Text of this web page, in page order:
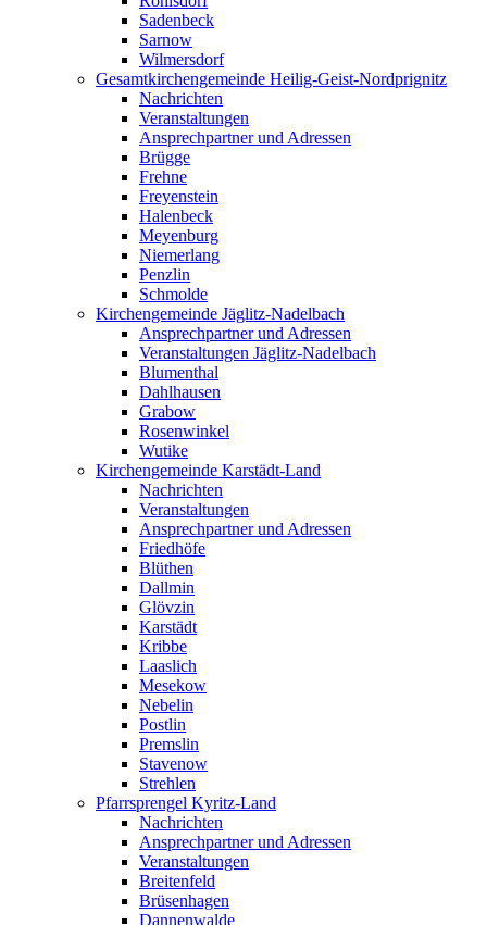
Sadenbeck
Sarnow
Wilmersdorf
Gesamtkirchengemeinde Heilig-Geist-Nordprignitz
Nachrichten
Veranstaltungen
Ansprechpartner und Adressen
Brügge
Frehne
Freyenstein
Halenbeck
Meyenburg
Niemerlang
Penzlin
Schmolde
Kirchengemeinde Jäglitz-Nadelbach
Ansprechpartner und Adressen
Veranstaltungen Jäglitz-Nadelbach
Blumenthal
Dahlhausen
Grabow
Rosenwinkel
Wutike
Kirchengemeinde Karstädt-Land
Nachrichten
Veranstaltungen
Ansprechpartner und Adressen
Friedhöfe
Blüthen
Dallmin
Glövzin
Karstädt
Kribbe
Laaslich
Mesekow
Nebelin
Postlin
Premslin
Stavenow
Strehlen
Pfarrsprengel Kyritz-Land
Nachrichten
Ansprechpartner und Adressen
Veranstaltungen
Breitenfeld
Brüsenhagen
Dannenwalde